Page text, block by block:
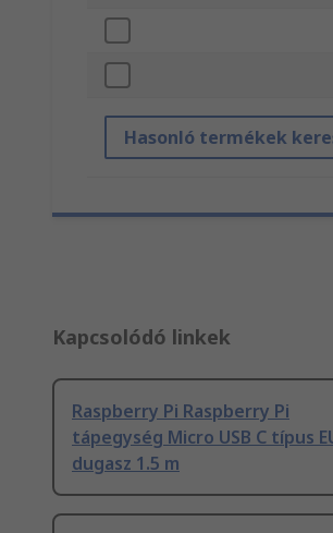
Hasonló termékek
Kapcsolódó linkek
Raspberry Pi Raspberry Pi
tápegység Micro USB C típus
dugasz 1.5 m